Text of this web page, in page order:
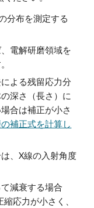
分布を測定する
電解研磨領域を
よる残留応力分
深さ（長さ）に
合は補正が小さ
補正式を計算し
、X線の入射角度
減衰する場合
応力が小さく、